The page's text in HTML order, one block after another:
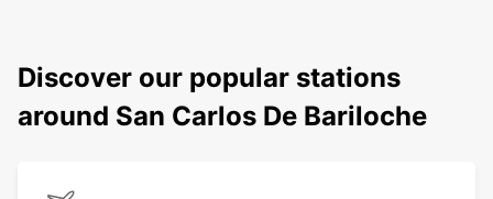
Discover our popular stations
around San Carlos De Bariloche